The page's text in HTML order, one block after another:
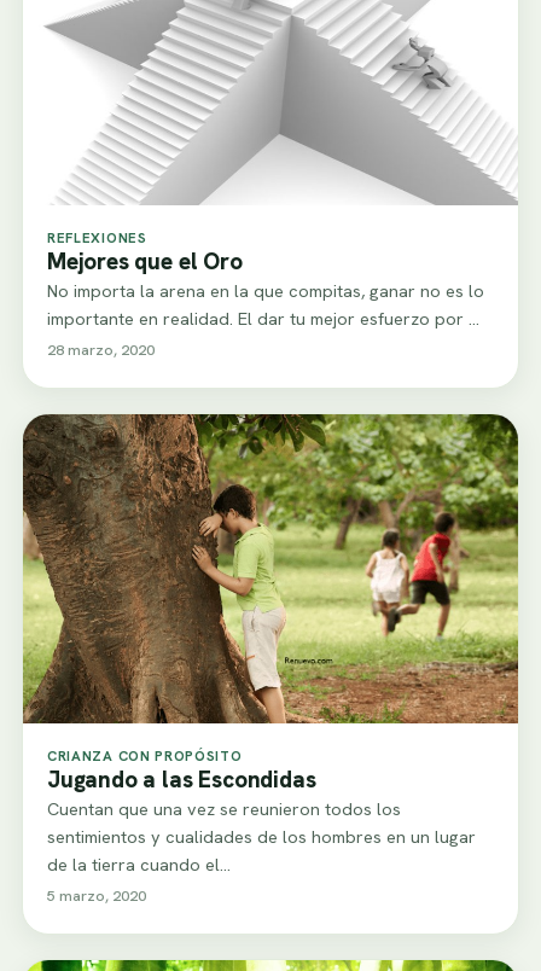
REFLEXIONES
Mejores que el Oro
No importa la arena en la que compitas, ganar no es lo
importante en realidad. El dar tu mejor esfuerzo por ...
28 marzo, 2020
CRIANZA CON PROPÓSITO
Jugando a las Escondidas
Cuentan que una vez se reunieron todos los
sentimientos y cualidades de los hombres en un lugar
de la tierra cuando el…
5 marzo, 2020